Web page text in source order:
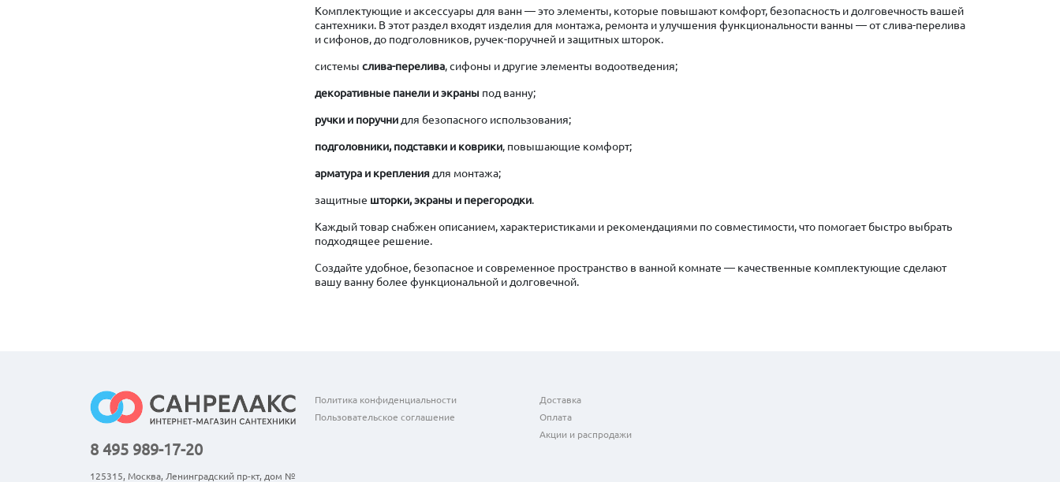
Комплектующие и аксессуары для ванн — это элементы, которые повышают комфорт, безопасность и долговечность вашей
сантехники. В этот раздел входят изделия для монтажа, ремонта и улучшения функциональности ванны — от слива-перелива
и сифонов, до подголовников, ручек-поручней и защитных шторок.
системы слива-перелива, сифоны и другие элементы водоотведения;
декоративные панели и экраны под ванну;
ручки и поручни для безопасного использования;
подголовники, подставки и коврики, повышающие комфорт;
арматура и крепления для монтажа;
защитные шторки, экраны и перегородки.
Каждый товар снабжен описанием, характеристиками и рекомендациями по совместимости, что помогает быстро выбрать
подходящее решение.
Создайте удобное, безопасное и современное пространство в ванной комнате — качественные комплектующие сделают
вашу ванну более функциональной и долговечной.
8 495 989-17-20
125315, Москва, Ленинградский пр-кт, дом №
Политика конфиденциальности
Пользовательское соглашение
Доставка
Оплата
Акции и распродажи